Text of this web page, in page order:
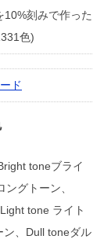
刻みで作った
色)
ド
toneブライ
グトーン、
tone ライト
ン、Dull toneダル